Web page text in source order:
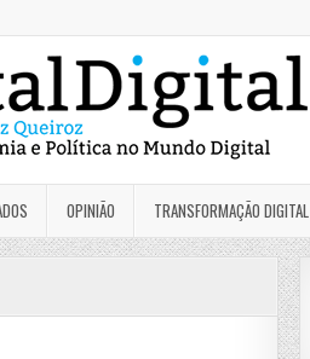
OPINIÃO TRANSFORMAÇÃO DIGITAL